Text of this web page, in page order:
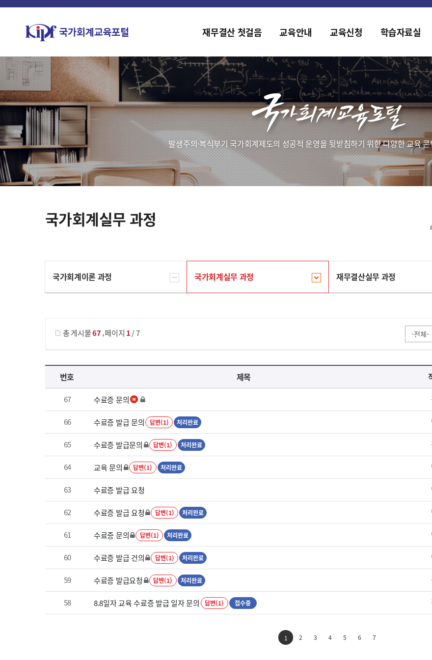
홈페이지가 새롭게 개편되었습니다.
재무결산 첫걸음 교육안내 교육신청 학습자료실
발생주의·복식부기 국가회계제도의 성공적 운영을 뒷받침하기 위한 다양한 교육
국가회계실무 과정
국가회계이론 과정 국가회계실무 과정 재무결산실무 과정
총 게시물67,페이지 1/ 7
국가회계실무 과정 목록 으로 번호, 제목, 작성자, 조회수, 등록 일로 나열 되고 있습니다.
번호 제목
67 수료증 문의
66 수료증 발급 문의 답변(1) 처리완료
65 수료증 발급문의 답변(1) 처리완료
64 교육 문의 답변(1) 처리완료
63 수료증 발급 요청
62 수료증 발급 요청 답변(1) 처리완료
61 수료증 문의 답변(1) 처리완료
60 수료증 발급 건의 답변(1) 처리완료
59 수료증 발급요청 답변(1) 처리완료
58 8.8일자 교육 수료증 발급 일자 문의 답변(1) 접수중
1 2 3 4 5 6 7